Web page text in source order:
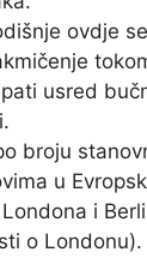
ovdje
usred
broju
u
i
o Londonu).